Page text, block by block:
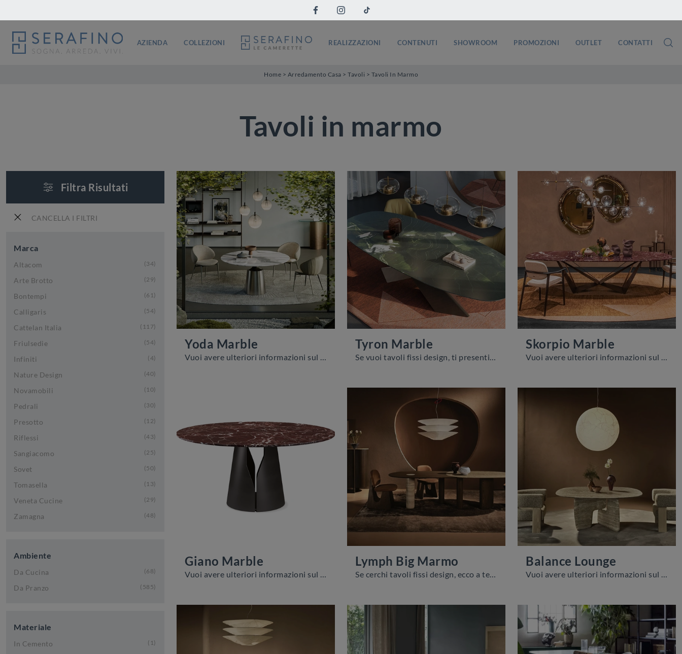
AZIENDA COLLEZIONI REALIZZAZIONI CONTENUTI SHOWROOM PROMOZIONI OUTLET CONTATTI
Home > Arredamento Casa > Tavoli > Tavoli In Marmo
Tavoli in marmo
Filtra Risultati
CANCELLA I FILTRI
Marca
Altacom 34
Arte Brotto 29
Bontempi 61
Calligaris 54
Cattelan Italia 117
Friulsedie 54
Infiniti 4
Nature Design 40
Novamobili 10
Pedrali 30
Presotto 12
Riflessi 43
Sangiacomo 25
Sovet 50
Tomasella 13
Veneta Cucine 29
Zamagna 48
Ambiente
Da Cucina 68
Da Pranzo 585
Materiale
In Cemento 1
Yoda Marble
Vuoi avere ulteriori informazioni sul tavolo da pranzo Yoda Marble di Cattelan Italia? Clicca e ottieni informazioni sui modelli fissi dell'azienda.
Tyron Marble
Se vuoi tavoli fissi design, ti presentiamo il modello da pranzo in marmo Tyron Marble della firma Cattelan Italia.
Skorpio Marble
Vuoi avere ulteriori informazioni sul tavolo da pranzo Skorpio Marble di Cattelan Italia? Clicca e scopri di più sui modelli fissi del brand.
Giano Marble Lymph Big Marmo Balance Lounge